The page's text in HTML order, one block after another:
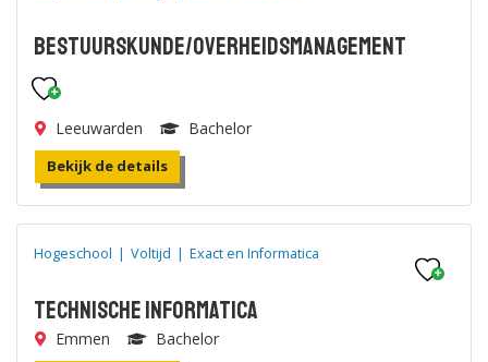
Bestuurskunde/Overheidsmanagement
Leeuwarden Bachelor
Bekijk de details
Hogeschool | Voltijd | Exact en Informatica
Technische Informatica
Emmen Bachelor